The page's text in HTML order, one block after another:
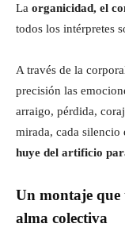
La organicidad, el
todos los intérpretes
A través de la
precisión las
arraigo, pérdida,
mirada, cada silencio
huye del artificio
Un montaje que
alma colectiva